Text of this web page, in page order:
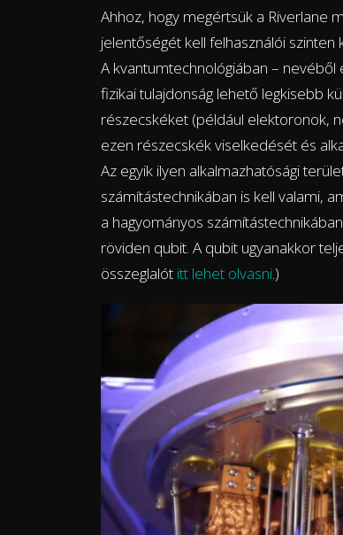
Ahhoz, hogy megértsük a Riverlane
jelentőségét kell felhasználói szinten
A kvantumtechnológiában –
fizikai tulajdonság lehető legkisebb
részecskéket (például elektoronok,
ezen részecskék viselkedését és
Az egyik ilyen alkalmazhatósági
számítástechnikában is kell valami,
a hagyományos
röviden qubit. A qubit ugyanakkor
összeglalót itt lehet olvasni.)